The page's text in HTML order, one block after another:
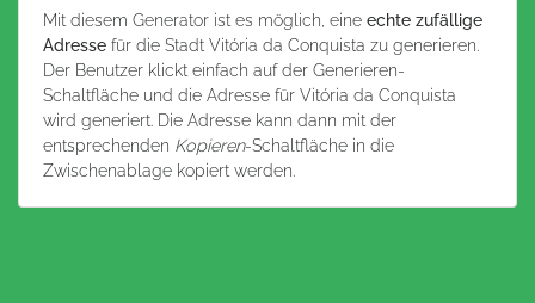
Mit diesem Generator ist es möglich, eine echte zufällige
Adresse für die Stadt Vitória da Conquista zu generieren.
Der Benutzer klickt einfach auf der Generieren-
Schaltfläche und die Adresse für Vitória da Conquista
wird generiert. Die Adresse kann dann mit der
entsprechenden Kopieren-Schaltfläche in die
Zwischenablage kopiert werden.